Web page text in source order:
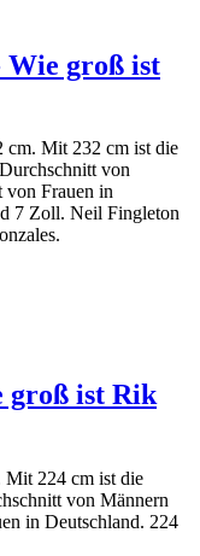
Wie groß ist
cm. Mit 232 cm ist die
von
von Frauen in
7 Zoll. Neil Fingleton
groß ist Rik
Mit 224 cm ist die
von Männern
in Deutschland. 224